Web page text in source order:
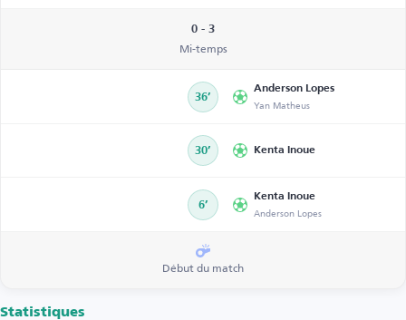
0 - 3
Mi-temps
36’
Anderson Lopes
Yan Matheus
30’ Kenta Inoue
6’
Kenta Inoue
Anderson Lopes
Début du match
Statistiques